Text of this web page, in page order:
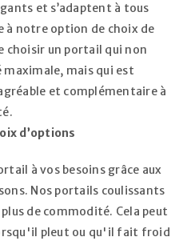
et s’adaptent à tous
à notre option de choix de
choisir un portail qui non
mais qui est
et complémentaire à
d’options
à vos besoins grâce aux
Nos portails coulissants
de commodité. Cela peut
pleut ou qu'il fait froid